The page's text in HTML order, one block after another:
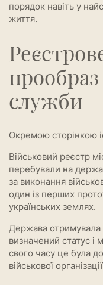
порядок навіть у
життя.
служби
Окремою сторінкою
Військовий реєстр
перебували на
за виконання
один із перших
українських землях.
Держава отримувала
визначений статус і
свого часу це була
військової